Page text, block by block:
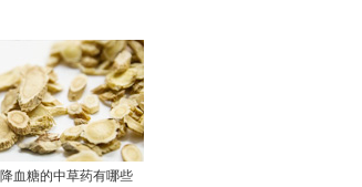
降血糖的中草药有哪些